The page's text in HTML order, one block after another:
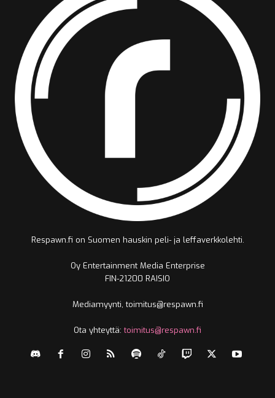
Respawn.fi on Suomen hauskin peli- ja leffaverkkolehti.
Oy Entertainment Media Enterprise
FIN-21200 RAISIO
Mediamyynti, toimitus@respawn.fi
Ota yhteyttä:toimitus@respawn.fi